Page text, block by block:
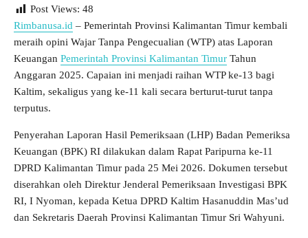
Post Views: 48
Rimbanusa.id – Pemerintah Provinsi Kalimantan Timur kembali
meraih opini Wajar Tanpa Pengecualian (WTP) atas Laporan
Keuangan Pemerintah Provinsi Kalimantan Timur Tahun
Anggaran 2025. Capaian ini menjadi raihan WTP ke-13 bagi
Kaltim, sekaligus yang ke-11 kali secara berturut-turut tanpa
terputus.
Penyerahan Laporan Hasil Pemeriksaan (LHP) Badan Pemeriksa
Keuangan (BPK) RI dilakukan dalam Rapat Paripurna ke-11
DPRD Kalimantan Timur pada 25 Mei 2026. Dokumen tersebut
diserahkan oleh Direktur Jenderal Pemeriksaan Investigasi BPK
RI, I Nyoman, kepada Ketua DPRD Kaltim Hasanuddin Mas’ud
dan Sekretaris Daerah Provinsi Kalimantan Timur Sri Wahyuni.